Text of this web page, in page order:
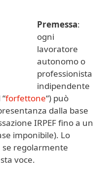
Premessa:
ogni
lavoratore
autonomo o
professionista
indipendente
forfettone“) può
dalla base
IRPEF fino a un
imponibile). Lo
se regolarmente
voce.